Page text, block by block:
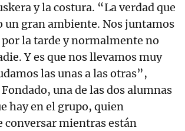
y la costura. “La verdad que
un gran ambiente. Nos juntamos
la tarde y normalmente no
Y es que nos llevamos muy
las unas a las otras”,
una de las dos alumnas
hay en el grupo, quien
conversar mientras están